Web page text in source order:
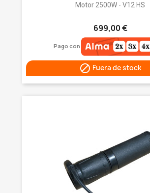
Motor 2500W - V12 HS
699,00 €
Pago con
 Fuera de stock